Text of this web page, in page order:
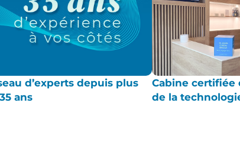
d’experts depuis plus
ans
Cabine certifiée
de la